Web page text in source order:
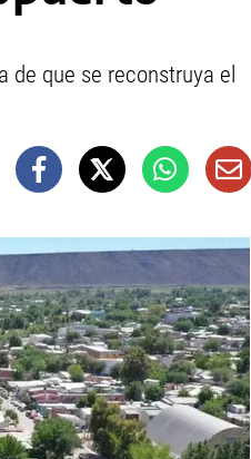
de que se reconstruya el